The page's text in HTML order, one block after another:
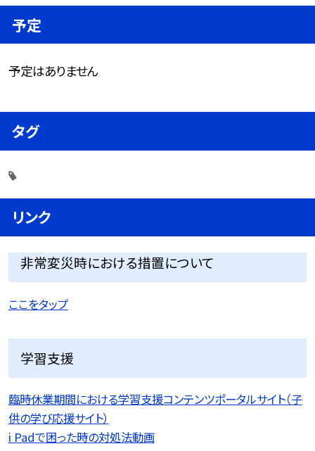
予定
予定はありません
タグ
リンク
非常変災時における措置について
ここをタップ
学習支援
臨時休業期間における学習支援コンテンツポータルサイト（子
供の学び応援サイト）
i Padで困った時の対処法動画